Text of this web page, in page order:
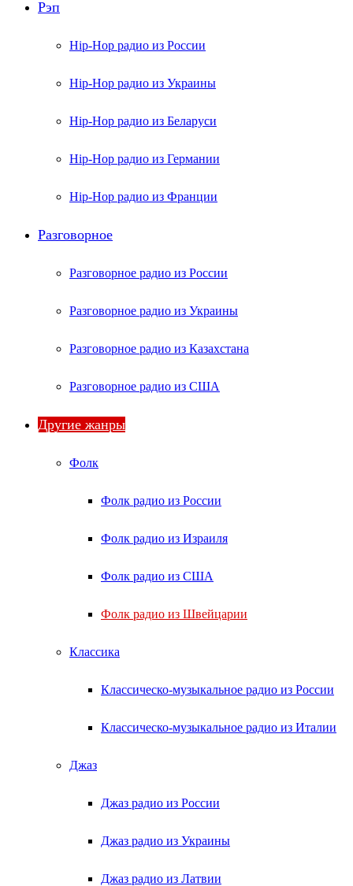
Рэп
Hip-Hop радио из России
Hip-Hop радио из Украины
Hip-Hop радио из Беларуси
Hip-Hop радио из Германии
Hip-Hop радио из Франции
Разговорное
Разговорное радио из России
Разговорное радио из Украины
Разговорное радио из Казахстана
Разговорное радио из США
Другие жанры
Фолк
Фолк радио из России
Фолк радио из Израиля
Фолк радио из США
Фолк радио из Швейцарии
Классика
Классическо-музыкальное радио из России
Классическо-музыкальное радио из Италии
Джаз
Джаз радио из России
Джаз радио из Украины
Джаз радио из Латвии